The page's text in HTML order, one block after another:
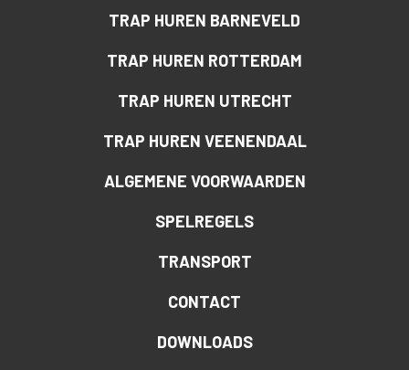
TRAP HUREN BARNEVELD
TRAP HUREN ROTTERDAM
TRAP HUREN UTRECHT
TRAP HUREN VEENENDAAL
ALGEMENE VOORWAARDEN
SPELREGELS
TRANSPORT
CONTACT
DOWNLOADS